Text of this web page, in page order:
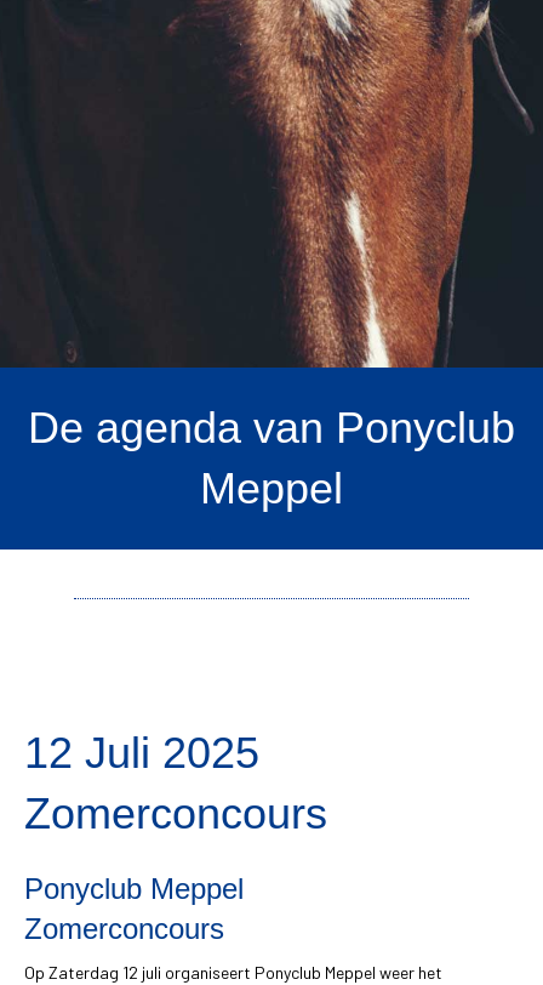
De agenda van Ponyclub
Meppel
12 Juli 2025
Zomerconcours
Ponyclub Meppel
Zomerconcours
Op Zaterdag 12 juli organiseert Ponyclub Meppel weer het